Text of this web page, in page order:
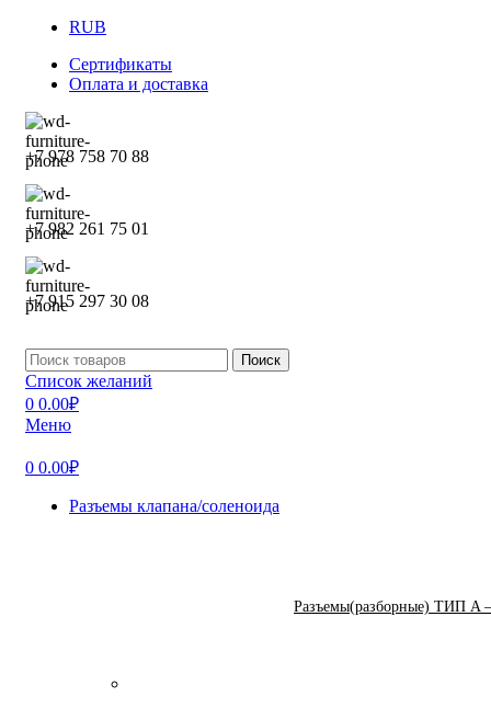
RUB
Сертификаты
Оплата и доставка
+7 978 758 70 88
+7 982 261 75 01
+7 915 297 30 08
Поиск
Список желаний
0 0.00₽
Меню
0 0.00₽
Разъемы клапана/соленоида
Разъемы(разборные) ТИП A